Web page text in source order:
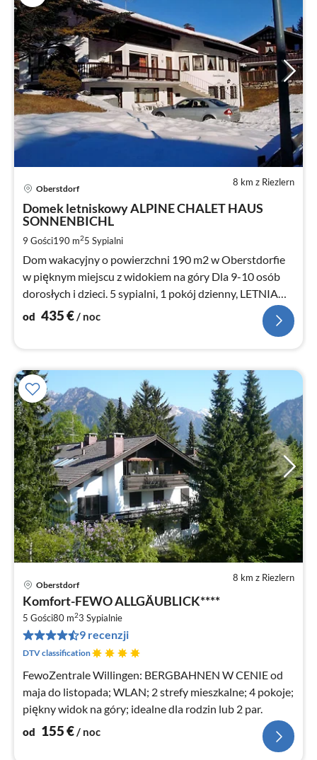
8 km z Riezlern
Oberstdorf
Domek letniskowy ALPINE CHALET HAUS
SONNENBICHL
9 Gości190 m25 Sypialni
Dom wakacyjny o powierzchni 190 m2 w Oberstdorfie
w pięknym miejscu z widokiem na góry Dla 9-10 osób
dorosłych i dzieci. 5 sypialni, 1 pokój dzienny, LETNIA
KOLEJKA GÓRSKA W CENIE ! Wolny W-Lan
od 435€/ noc
8 km z Riezlern
Oberstdorf
Komfort-FEWO ALLGÄUBLICK****
5 Gości80 m23 Sypialnie
9 recenzji
DTV classification
FewoZentrale Willingen: BERGBAHNEN W CENIE od
maja do listopada; WLAN; 2 strefy mieszkalne; 4 pokoje;
piękny widok na góry; idealne dla rodzin lub 2 par.
od 155€/ noc